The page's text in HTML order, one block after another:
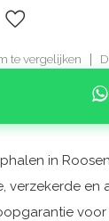
te vergelijken
in
verzekerde